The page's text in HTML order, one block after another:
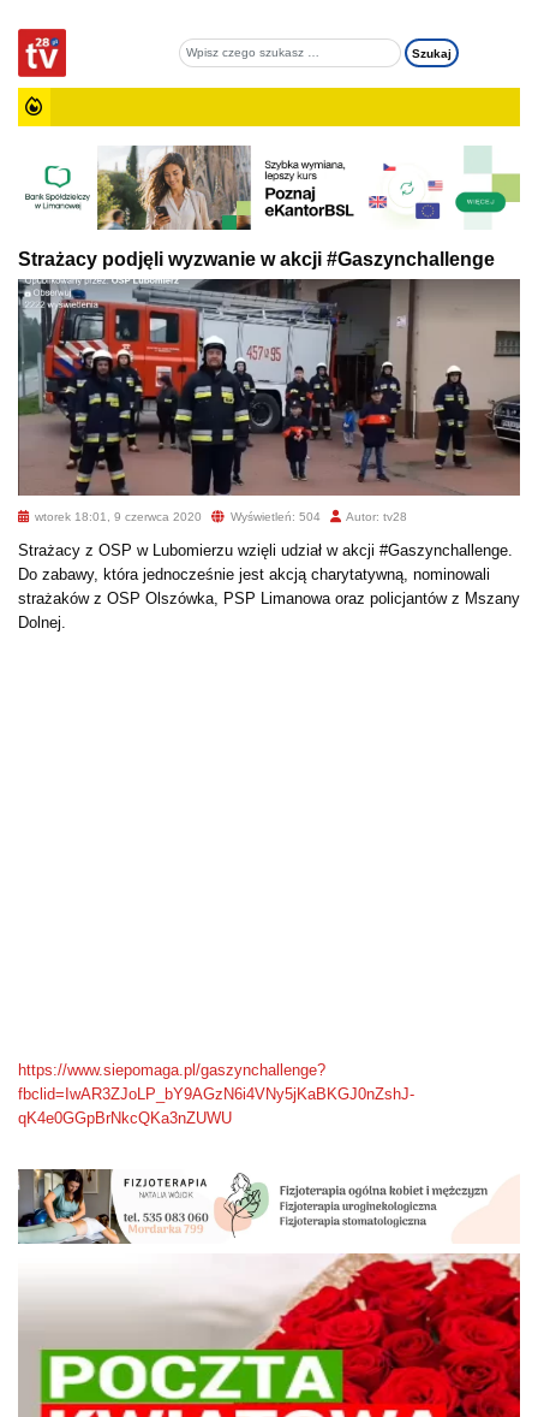
Strażacy podjęli wyzwanie w akcji #Gaszynchallenge
wtorek 18:01, 9 czerwca 2020 Wyświetleń: 504 Autor: tv28
Strażacy z OSP w Lubomierzu wzięli udział w akcji #Gaszynchallenge.
Do zabawy, która jednocześnie jest akcją charytatywną, nominowali
strażaków z OSP Olszówka, PSP Limanowa oraz policjantów z Mszany
Dolnej.
https://www.siepomaga.pl/gaszynchallenge?
fbclid=IwAR3ZJoLP_bY9AGzN6i4VNy5jKaBKGJ0nZshJ-
qK4e0GGpBrNkcQKa3nZUWU